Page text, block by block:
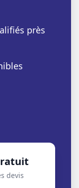
près
devis